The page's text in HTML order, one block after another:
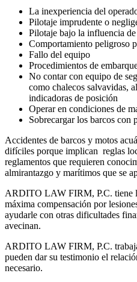
La inexperiencia del
Pilotaje imprudente o
Pilotaje bajo la influencia
Comportamiento peligroso
Fallo del equipo
Procedimientos de
No contar con equipo de
como chalecos salvavidas,
indicadoras de posición
Operar en condiciones de
Sobrecargar los barcos con
Accidentes de barcos y motos
difíciles porque implican reglas
reglamentos que requieren
almirantazgo y marítimos que se
ARDITO LAW FIRM, P.C. tiene
máxima compensación por
ayudarle con otras dificultades
avecinan.
ARDITO LAW FIRM, P.C.
pueden dar su testimonio el
necesario.